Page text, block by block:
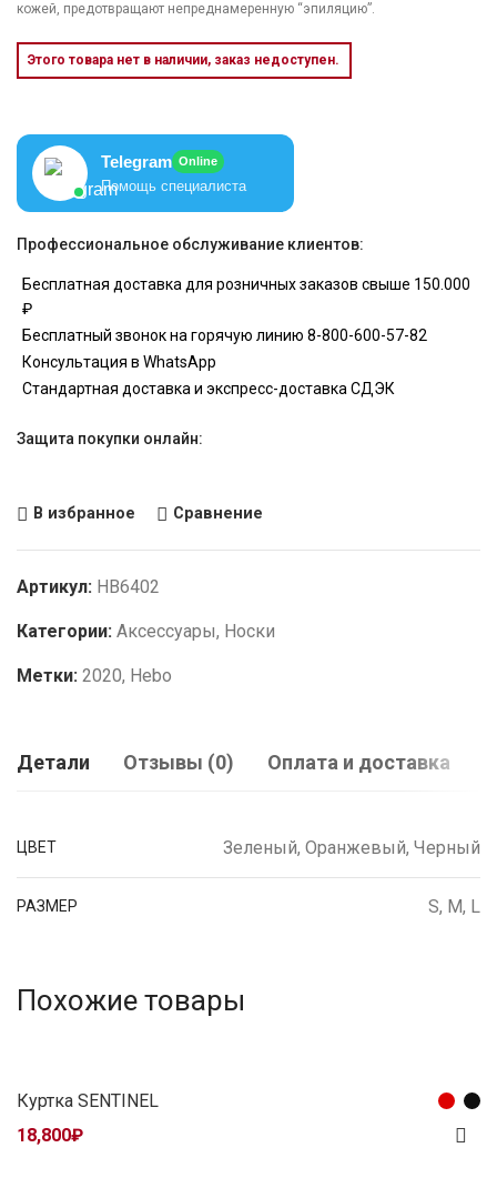
кожей, предотвращают непреднамеренную “эпиляцию”.
Этого товара нет в наличии, заказ недоступен.
Telegram Online
Помощь специалиста
Профессиональное обслуживание клиентов:
Бесплатная доставка для розничных заказов свыше 150.000
₽
Бесплатный звонок на горячую линию 8-800-600-57-82
Консультация в WhatsApp
Стандартная доставка и экспресс-доставка СДЭК
Защита покупки онлайн:
В избранное Сравнение
Артикул: HB6402
Категории: Аксессуары, Носки
Метки: 2020, Hebo
Детали Отзывы (0) Оплата и доставка
ЦВЕТ Зеленый, Оранжевый, Черный
РАЗМЕР S, M, L
Похожие товары
Куртка SENTINEL
18,800₽